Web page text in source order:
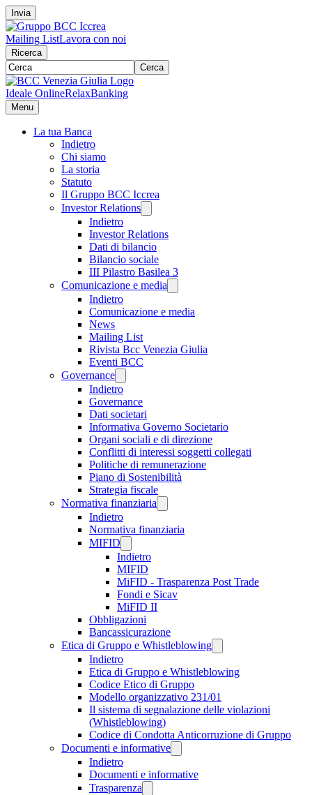
Invia
Mailing ListLavora con noi
Ricerca
Cerca
Ideale OnlineRelaxBanking
Menu
La tua Banca
Indietro
Chi siamo
La storia
Statuto
Il Gruppo BCC Iccrea
Investor Relations
Indietro
Investor Relations
Dati di bilancio
Bilancio sociale
III Pilastro Basilea 3
Comunicazione e media
Indietro
Comunicazione e media
News
Mailing List
Rivista Bcc Venezia Giulia
Eventi BCC
Governance
Indietro
Governance
Dati societari
Informativa Governo Societario
Organi sociali e di direzione
Conflitti di interessi soggetti collegati
Politiche di remunerazione
Piano di Sostenibilità
Strategia fiscale
Normativa finanziaria
Indietro
Normativa finanziaria
MIFID
Indietro
MIFID
MiFID - Trasparenza Post Trade
Fondi e Sicav
MiFID II
Obbligazioni
Bancassicurazione
Etica di Gruppo e Whistleblowing
Indietro
Etica di Gruppo e Whistleblowing
Codice Etico di Gruppo
Modello organizzativo 231/01
Il sistema di segnalazione delle violazioni
(Whistleblowing)
Codice di Condotta Anticorruzione di Gruppo
Documenti e informative
Indietro
Documenti e informative
Trasparenza